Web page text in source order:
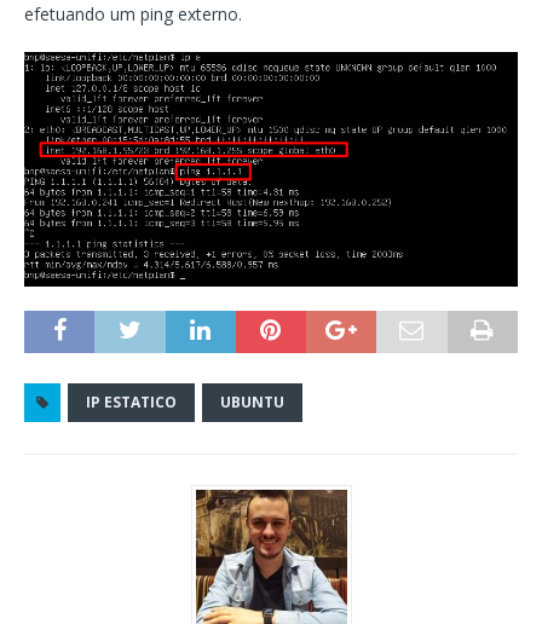
efetuando um ping externo.
IP ESTATICO UBUNTU